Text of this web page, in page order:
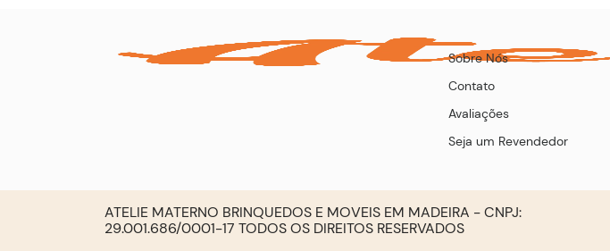
Sobre Nós
Contato
Avaliações
Seja um Revendedor
ATELIE MATERNO BRINQUEDOS E MOVEIS EM MADEIRA - CNPJ:
29.001.686/0001-17 TODOS OS DIREITOS RESERVADOS